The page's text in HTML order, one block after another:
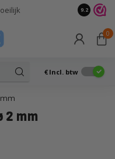
9.2
0
€ Incl. btw
2 mm